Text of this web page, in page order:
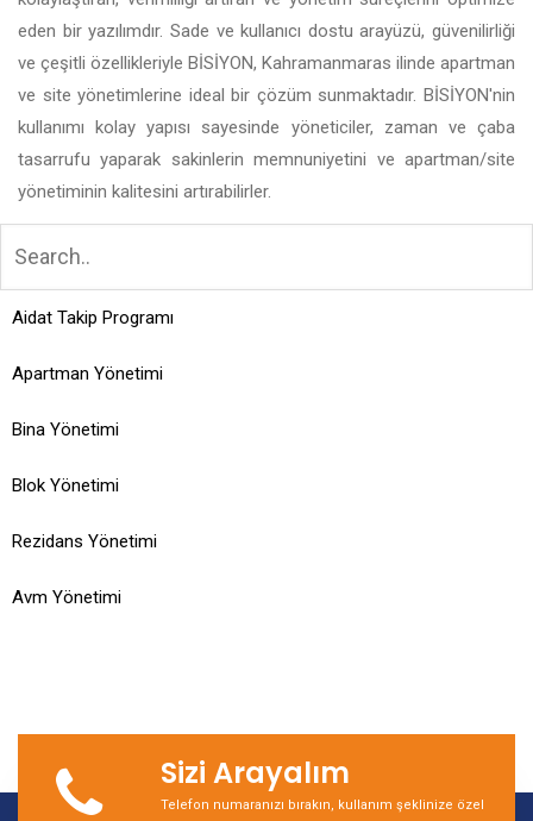
eden bir yazılımdır. Sade ve kullanıcı dostu arayüzü, güvenilirliği
ve çeşitli özellikleriyle BİSİYON, Kahramanmaras ilinde apartman
ve site yönetimlerine ideal bir çözüm sunmaktadır. BİSİYON'nin
kullanımı kolay yapısı sayesinde yöneticiler, zaman ve çaba
tasarrufu yaparak sakinlerin memnuniyetini ve apartman/site
yönetiminin kalitesini artırabilirler.
Aidat Takip Programı
Apartman Yönetimi
Bina Yönetimi
Blok Yönetimi
Rezidans Yönetimi
Avm Yönetimi
Sizi Arayalım
Telefon numaranızı bırakın, kullanım şeklinize özel